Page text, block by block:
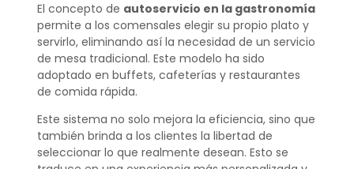
El concepto de autoservicio en la gastronomía
permite a los comensales elegir su propio plato y
servirlo, eliminando así la necesidad de un servicio
de mesa tradicional. Este modelo ha sido
adoptado en buffets, cafeterías y restaurantes
de comida rápida.
Este sistema no solo mejora la eficiencia, sino que
también brinda a los clientes la libertad de
seleccionar lo que realmente desean. Esto se